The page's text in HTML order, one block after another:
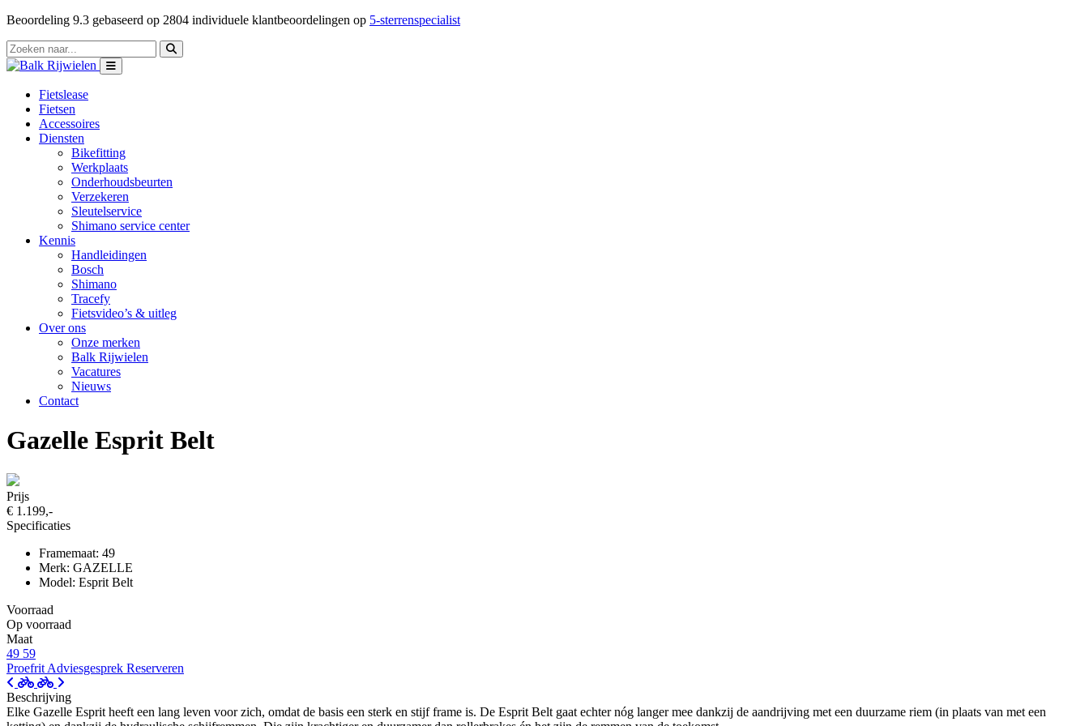
Beoordeling 9.3 gebaseerd op 2804 individuele klantbeoordelingen op 5-sterrenspecialist
Fietslease
Fietsen
Accessoires
Diensten
Bikefitting
Werkplaats
Onderhoudsbeurten
Verzekeren
Sleutelservice
Shimano service center
Kennis
Handleidingen
Bosch
Shimano
Tracefy
Fietsvideo’s & uitleg
Over ons
Onze merken
Balk Rijwielen
Vacatures
Nieuws
Contact
Gazelle Esprit Belt
Prijs
€ 1.199,-
Specificaties
Framemaat: 49
Merk: GAZELLE
Model: Esprit Belt
Voorraad
Op voorraad
Maat
49 59
Proefrit Adviesgesprek Reserveren
Beschrijving
Elke Gazelle Esprit heeft een lang leven voor zich, omdat de basis een sterk en stijf frame is. De Esprit Belt gaat echter nóg langer mee dankzij de aandrijving met een duurzame riem (in plaats van met een